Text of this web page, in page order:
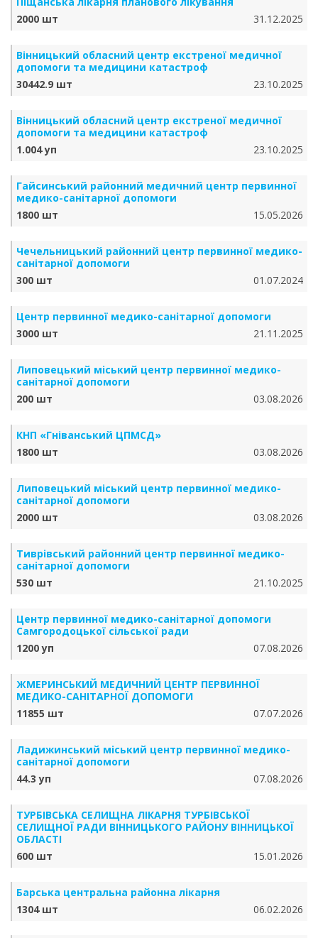
2000 шт
31.12.2025
Вінницький обласний центр екстреної медичної
допомоги та медицини катастроф
30442.9 шт
23.10.2025
Вінницький обласний центр екстреної медичної
допомоги та медицини катастроф
1.004 уп
23.10.2025
Гайсинський районний медичний центр первинної
медико-санітарної допомоги
1800 шт
15.05.2026
Чечельницький районний центр первинної медико-
санітарної допомоги
300 шт
01.07.2024
Центр первинної медико-санітарної допомоги
3000 шт
21.11.2025
Липовецький міський центр первинної медико-
санітарної допомоги
200 шт
03.08.2026
КНП «Гніванський ЦПМСД»
1800 шт
03.08.2026
Липовецький міський центр первинної медико-
санітарної допомоги
2000 шт
03.08.2026
Тиврівський районний центр первинної медико-
санітарної допомоги
530 шт
21.10.2025
Центр первинної медико-санітарної допомоги
Самгородоцької сільської ради
1200 уп
07.08.2026
ЖМЕРИНСЬКИЙ МЕДИЧНИЙ ЦЕНТР ПЕРВИННОЇ
МЕДИКО-САНІТАРНОЇ ДОПОМОГИ
11855 шт
07.07.2026
Ладижинський міський центр первинної медико-
санітарної допомоги
44.3 уп
07.08.2026
ТУРБІВСЬКА СЕЛИЩНА ЛІКАРНЯ ТУРБІВСЬКОЇ
СЕЛИЩНОЇ РАДИ ВІННИЦЬКОГО РАЙОНУ ВІННИЦЬКОЇ
ОБЛАСТІ
600 шт
15.01.2026
Барська центральна районна лікарня
1304 шт
06.02.2026